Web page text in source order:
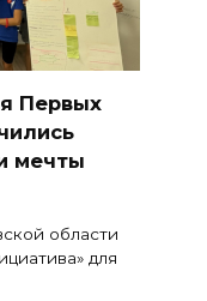
Первых
мечты
области
для